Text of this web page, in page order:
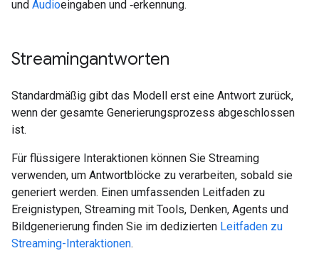
und Audioeingaben und ‑erkennung.
Streamingantworten
Standardmäßig gibt das Modell erst eine Antwort zurück,
wenn der gesamte Generierungsprozess abgeschlossen
ist.
Für flüssigere Interaktionen können Sie Streaming
verwenden, um Antwortblöcke zu verarbeiten, sobald sie
generiert werden. Einen umfassenden Leitfaden zu
Ereignistypen, Streaming mit Tools, Denken, Agents und
Bildgenerierung finden Sie im dedizierten Leitfaden zu
Streaming-Interaktionen.